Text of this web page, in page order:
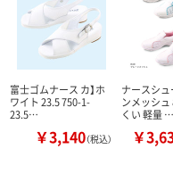
富士ゴムナース カ】ホ
ワイト 23.5 750-1-
23.5…
￥3,140（税込）
ナースシ
ンメッシ
くい 軽量 …
￥